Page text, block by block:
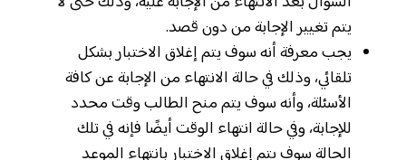
يتم تغيير الإجابة من دون قصد.
يجب معرفة أنه سوف يتم إغلاق الاختبار بشكل
تلقائي، وذلك في حالة الانتهاء من الإجابة عن كافة
الأسئلة، وأنه سوف يتم منح الطالب وقت محدد
للإجابة، وفي حالة انتهاء الوقت أيضًا فإنه في تلك